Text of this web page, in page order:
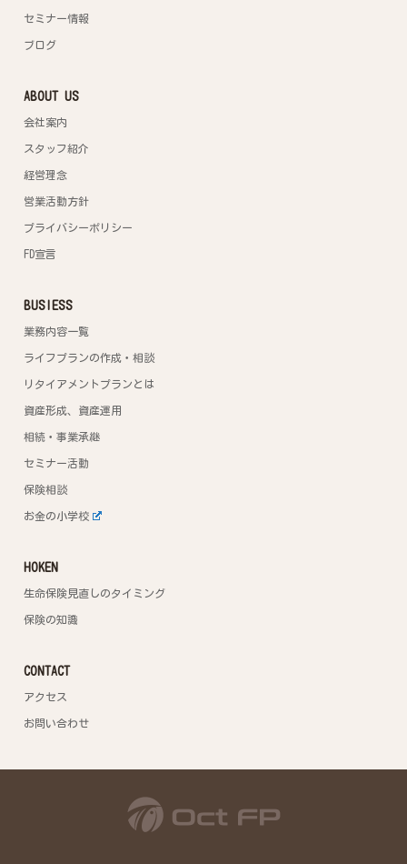
セミナー情報
ブログ
ABOUT US
会社案内
スタッフ紹介
経営理念
営業活動方針
プライバシーポリシー
FD宣言
BUSIESS
業務内容一覧
ライフプランの作成・相談
リタイアメントプランとは
資産形成、資産運用
相続・事業承継
セミナー活動
保険相談
お金の小学校
HOKEN
生命保険見直しのタイミング
保険の知識
CONTACT
アクセス
お問い合わせ